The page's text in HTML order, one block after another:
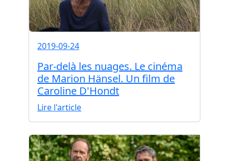
2019-09-24
Par-delà les nuages. Le cinéma
de Marion Hänsel. Un film de
Caroline D'Hondt
Lire l'article